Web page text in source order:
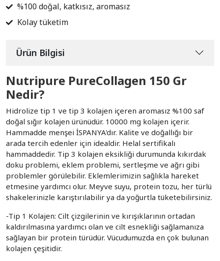
%100 doğal, katkısız, aromasız
Kolay tüketim
Ürün Bilgisi
Nutripure PureCollagen 150 Gr
Nedir?
Hidrolize tip 1 ve tip 3 kolajen içeren aromasız %100 saf
doğal sığır kolajen ürünüdür. 10000 mg kolajen içerir.
Hammadde menşei İSPANYA'dır. Kalite ve doğallığı bir
arada tercih edenler için idealdir. Helal sertifikalı
hammaddedir. Tip 3 kolajen eksikliği durumunda kıkırdak
doku problemi, eklem problemi, sertleşme ve ağrı gibi
problemler görülebilir. Eklemlerimizin sağlıkla hareket
etmesine yardımcı olur. Meyve suyu, protein tozu, her türlü
shakelerinizle karıştırılabilir ya da yoğurtla tüketebilirsiniz.
-Tip 1 Kolajen: Cilt çizgilerinin ve kırışıklarının ortadan
kaldırılmasına yardımcı olan ve cilt esnekliği sağlamanıza
sağlayan bir protein türüdür. Vücudumuzda en çok bulunan
kolajen çeşitidir.